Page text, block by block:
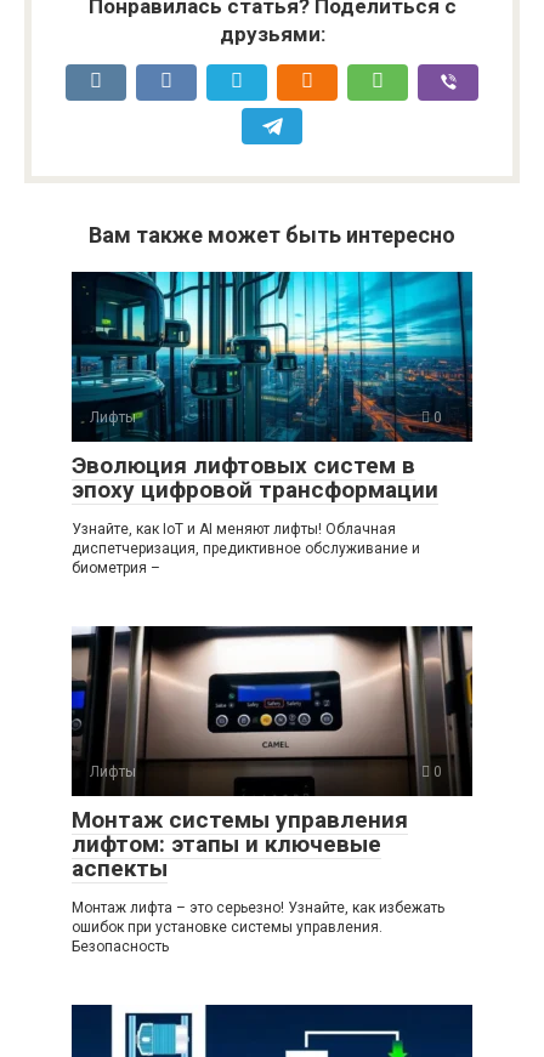
Понравилась статья? Поделиться с
друзьями:
Вам также может быть интересно
Лифты 0
Эволюция лифтовых систем в
эпоху цифровой трансформации
Узнайте, как IoT и AI меняют лифты! Облачная
диспетчеризация, предиктивное обслуживание и
биометрия –
Лифты 0
Монтаж системы управления
лифтом: этапы и ключевые
аспекты
Монтаж лифта – это серьезно! Узнайте, как избежать
ошибок при установке системы управления.
Безопасность